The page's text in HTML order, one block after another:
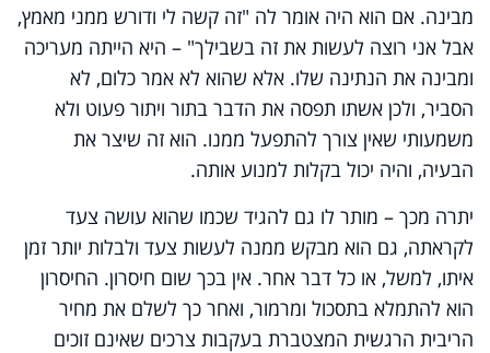
מבינה. אם הוא היה אומר לה "זה קשה לי ודורש ממני מאמץ,
אבל אני רוצה לעשות את זה בשבילך" – היא הייתה מעריכה
ומבינה את הנתינה שלו. אלא שהוא לא אמר כלום, לא
הסביר, ולכן אשתו תפסה את הדבר בתור ויתור פעוט ולא
משמעותי שאין צורך להתפעל ממנו. הוא זה שיצר את
הבעיה, והיה יכול בקלות למנוע אותה.
יתרה מכך – מותר לו גם להגיד שכמו שהוא עושה צעד
לקראתה, גם הוא מבקש ממנה לעשות צעד ולבלות יותר זמן
איתו, למשל, או כל דבר אחר. אין בכך שום חיסרון. החיסרון
הוא להתמלא בתסכול ומרמור, ואחר כך לשלם את מחיר
הריבית הרגשית המצטברת בעקבות צרכים שאינם זוכים